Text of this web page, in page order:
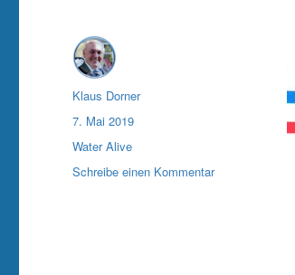
Autor
Klaus Dorner
Veröffentlicht
am
7. Mai 2019
Kategorien
Water Alive
Schreibe einen Kommentarzu